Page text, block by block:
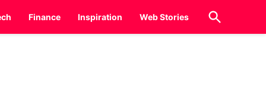
Finance Inspiration Web Stories
Open
Search